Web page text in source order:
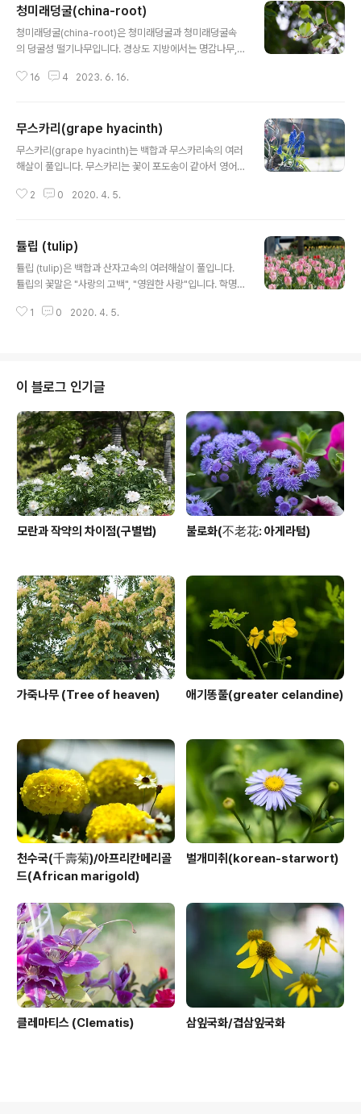
결", "깨끗한 마음"입니다. 학명 Lilium lancifolium Thu
nb. 분류 식물계 └ 속씨식물문 └ 외떡잎식물강 └ 백합목
└ 백합과 └ 백합속 └ 참나리 다른이름 참나리, 호피백합,
화, 대각나리, tiger lily 원산지 우리나라, 동아시아
청미래덩굴(china-root)
청미래덩굴(china-root)은 청미래덩굴과 청미래덩굴속
의 덩굴성 떨기나무입니다. 경상도 지방에서는 명감나무,
도에서는 참열매덩굴이라고 부르는데, 꽃집에서는 멍개나
망개나무라고 부릅니다. 청미래덩굴(china-root)의 꽃말
은 "불굴의 정신", "건강", "굽히지 않음"입니다. 학명Smil
ax china L. 분류식물계 └ 속씨식물문 └ 외떡잎식물강 └
른이름청미래덩굴, 망개, 망개나무, 멍개나무, 종가시덩굴,
16 4 2023. 6. 16.
무스카리(grape hyacinth)
무스카리(grape hyacinth)는 백합과 무스카리속의 여러
해살이 풀입니다. 무스카리는 꽃이 포도송이 같아서 영어
식을 하지만 오래걸리기 때문에, 여름에서 가을 사이에 포
tlin ex Baker 분류 식물계 └ 속씨식물문 └ 외떡잎식물
강 └ 백합목 └ 백합과 └ 무스카리속 └ 무스카리 다른이름
무스카리, 무스커리, grape hyacinth, muscari 원산지
은 비늘줄기를 지니고 있다. 잎이 없는 꽃줄기 끝에 파란색,
2 0 2020. 4. 5.
튤립 (tulip)
튤립 (tulip)은 백합과 산자고속의 여러해살이 풀입니다.
튤립의 꽃말은 "사랑의 고백", "영원한 사랑"입니다. 학명
└ 백합목 └ 백합과 └ 산자고속 └ 튤립 다른이름 튤립, 튜
1 0 2020. 4. 5.
이 블로그 인기글
모란과 작약의 차이점(구별법) 불로화(不老花: 아게라텀)
가죽나무 (Tree of heaven) 애기똥풀(greater celandine)
천수국(千壽菊)/아프리칸메리골
드(African marigold)
벌개미취(korean-starwort)
클레마티스 (Clematis) 삼잎국화/겹삼잎국화